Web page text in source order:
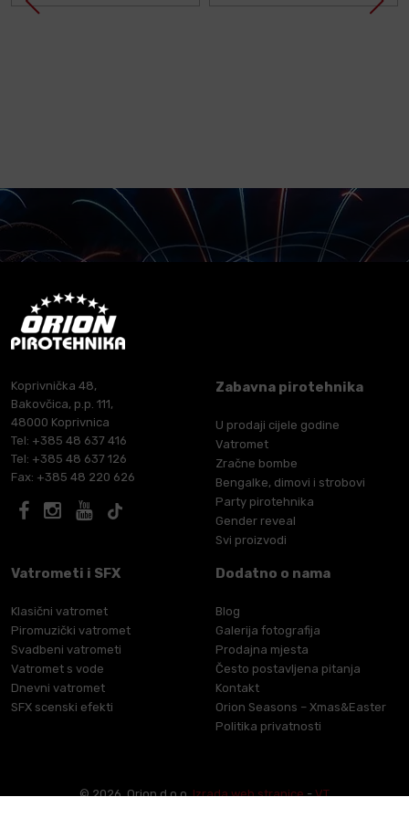
Koprivnička 48,
Bakovčica, p.p. 111,
48000 Koprivnica
Tel: +385 48 637 416
Tel: +385 48 637 126
Fax: +385 48 220 626
Zabavna pirotehnika
U prodaji cijele godine
Vatromet
Zračne bombe
Bengalke, dimovi i strobovi
Party pirotehnika
Gender reveal
Svi proizvodi
Vatrometi i SFX
Klasični vatromet
Piromuzički vatromet
Svadbeni vatrometi
Vatromet s vode
Dnevni vatromet
SFX scenski efekti
Dodatno o nama
Blog
Galerija fotografija
Prodajna mjesta
Često postavljena pitanja
Kontakt
Orion Seasons – Xmas&Easter
Politika privatnosti
© 2026. Orion d.o.o.Izrada web stranice-VT